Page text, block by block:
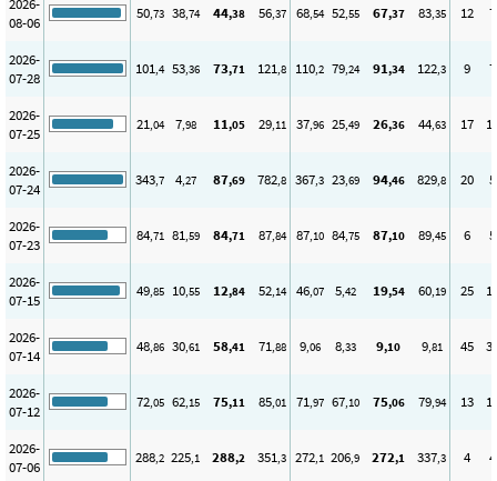
08-06
50,73 38,74 44,38 56,37 68,54 52,55 67,37 83,35 12 7
2026-
07-28
101,4 53,36 73,71 121,8 110,2 79,24 91,34 122,3 9 7
2026-
07-25
21,04 7,98 11,05 29,11 37,96 25,49 26,36 44,63 17
2026-
07-24
343,7 4,27 87,69 782,8 367,3 23,69 94,46 829,8 20 5
2026-
07-23
84,71 81,59 84,71 87,84 87,10 84,75 87,10 89,45 6 5
2026-
07-15
49,85 10,55 12,84 52,14 46,07 5,42 19,54 60,19 25
2026-
07-14
48,86 30,61 58,41 71,88 9,06 8,33 9,10 9,81 45
2026-
07-12
72,05 62,15 75,11 85,01 71,97 67,10 75,06 79,94 13
2026-
07-06
288,2 225,1 288,2 351,3 272,1 206,9 272,1 337,3 4 4